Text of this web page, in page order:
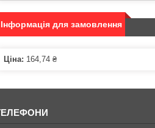
Інформація для замовлення
Ціна: 164,74 ₴